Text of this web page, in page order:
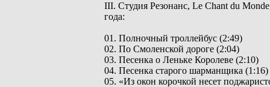
III. Студия Резонанс, Le Chant du
года:
01. Полночный троллейбус (2:49)
02. По Смоленской дороге (2:04)
03. Песенка о Леньке Королеве (2:10)
04. Песенка старого шарманщика (1:16)
05. «Из окон корочкой несет